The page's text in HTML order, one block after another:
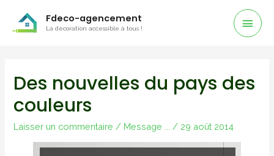
Fdeco-agencement
La décoration accessible à tous !
Des nouvelles du pays des
couleurs
Laisser un commentaire / Message ... / 29 août 2014